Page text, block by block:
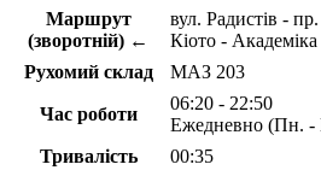
Маршрут
(зворотній) ←
вул. Радистів -
Кіото -
Рухомий склад
МАЗ 203
Час роботи
06:20 - 22:50
Ежедневно (Пн. -
Тривалість 00:35